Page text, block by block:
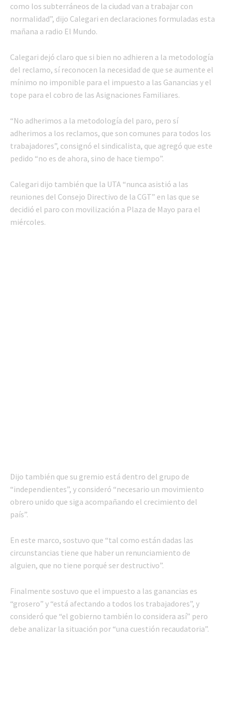
como los subterráneos de la ciudad van a trabajar con
normalidad”, dijo Calegari en declaraciones formuladas esta
mañana a radio El Mundo.
Calegari dejó claro que si bien no adhieren a la metodología
del reclamo, sí reconocen la necesidad de que se aumente el
mínimo no imponible para el impuesto a las Ganancias y el
tope para el cobro de las Asignaciones Familiares.
“No adherimos a la metodología del paro, pero sí
adherimos a los reclamos, que son comunes para todos los
trabajadores”, consignó el sindicalista, que agregó que este
pedido “no es de ahora, sino de hace tiempo”.
Calegari dijo también que la UTA “nunca asistió a las
reuniones del Consejo Directivo de la CGT” en las que se
decidió el paro con movilización a Plaza de Mayo para el
miércoles.
Dijo también que su gremio está dentro del grupo de
“independientes”, y consideró “necesario un movimiento
obrero unido que siga acompañando el crecimiento del
país”.
En este marco, sostuvo que “tal como están dadas las
circunstancias tiene que haber un renunciamiento de
alguien, que no tiene porqué ser destructivo”.
Finalmente sostuvo que el impuesto a las ganancias es
“grosero” y “está afectando a todos los trabajadores”, y
consideró que “el gobierno también lo considera así” pero
debe analizar la situación por “una cuestión recaudatoria”.